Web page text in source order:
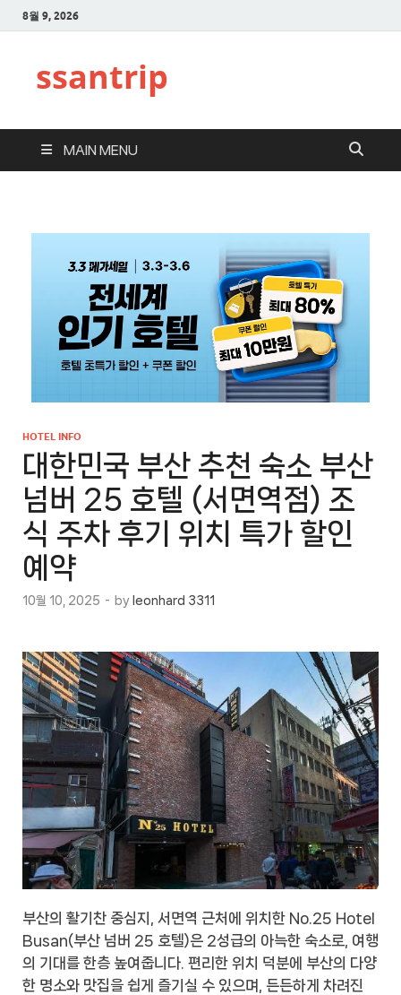
8월 9, 2026
ssantrip
MAIN MENU
HOTEL INFO
대한민국 부산 추천 숙소 부산
넘버 25 호텔 (서면역점) 조
식 주차 후기 위치 특가 할인
예약
10월 10, 2025 - by leonhard 3311
부산의 활기찬 중심지, 서면역 근처에 위치한 No.25 Hotel
Busan(부산 넘버 25 호텔)은 2성급의 아늑한 숙소로, 여행
의 기대를 한층 높여줍니다. 편리한 위치 덕분에 부산의 다양
한 명소와 맛집을 쉽게 즐기실 수 있으며, 든든하게 차려진